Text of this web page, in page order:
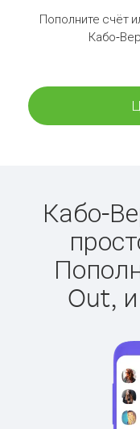
Пополните счёт
Кабо-
Кабо-
Out,